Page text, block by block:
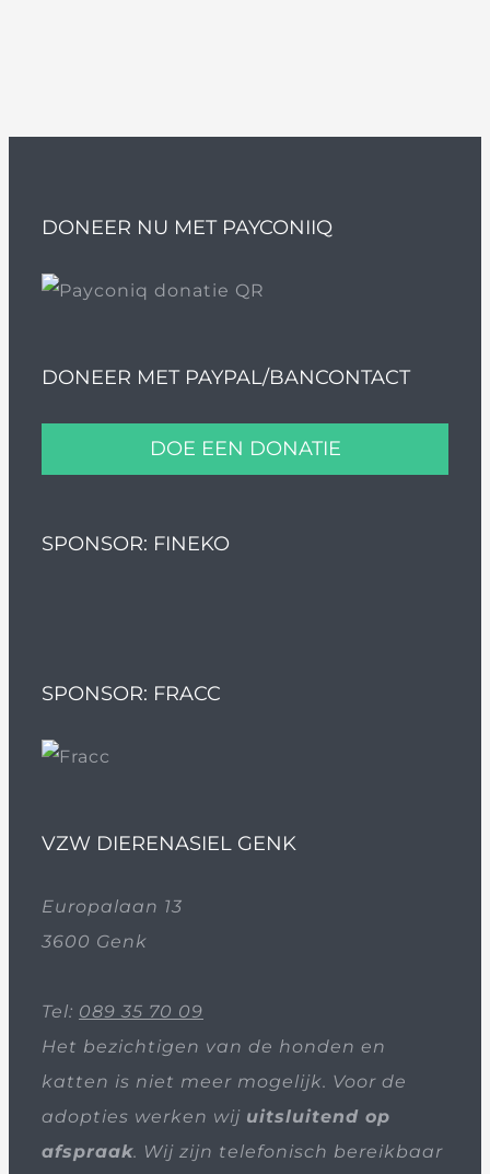
DONEER NU MET PAYCONIIQ
DONEER MET PAYPAL/BANCONTACT
DOE EEN DONATIE
SPONSOR: FINEKO
SPONSOR: FRACC
VZW DIERENASIEL GENK
Europalaan 13
3600 Genk
Tel: 089 35 70 09
Het bezichtigen van de honden en
katten is niet meer mogelijk. Voor de
adopties werken wij uitsluitend op
afspraak. Wij zijn telefonisch bereikbaar